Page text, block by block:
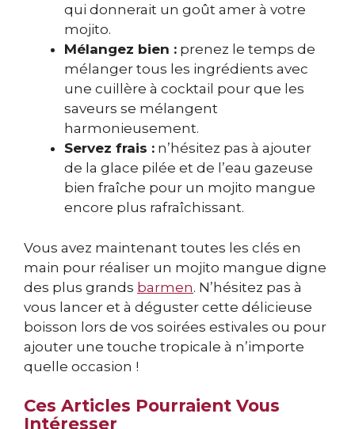
qui donnerait un goût amer à votre
mojito.
Mélangez bien : prenez le temps de
mélanger tous les ingrédients avec
une cuillère à cocktail pour que les
saveurs se mélangent
harmonieusement.
Servez frais : n’hésitez pas à ajouter
de la glace pilée et de l’eau gazeuse
bien fraîche pour un mojito mangue
encore plus rafraîchissant.
Vous avez maintenant toutes les clés en
main pour réaliser un mojito mangue digne
des plus grands barmen. N’hésitez pas à
vous lancer et à déguster cette délicieuse
boisson lors de vos soirées estivales ou pour
ajouter une touche tropicale à n’importe
quelle occasion !
Ces Articles Pourraient Vous
Intéresser